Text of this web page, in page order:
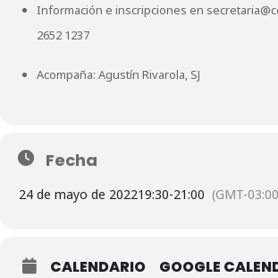
Información e inscripciones en
2652 1237
Acompaña: Agustín Rivarola, SJ
Fecha
24 de mayo de 202219:30-21:00 (GMT-
CALENDARIO GOOGLE